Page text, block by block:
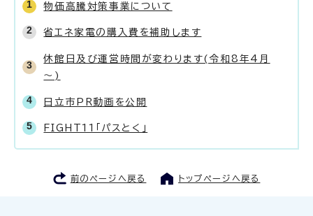
物価高騰対策事業について
省エネ家電の購入費を補助します
休館日及び運営時間が変わります(令和8年4月
～)
日立市PR動画を公開
FIGHT11「パスとく」
前のページへ戻る トップページへ戻る